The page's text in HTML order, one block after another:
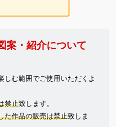
案・紹介について
しむ範囲でご使用いただくよ
禁止致します。
た作品の販売は禁止致しま